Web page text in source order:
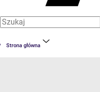
Strona główna